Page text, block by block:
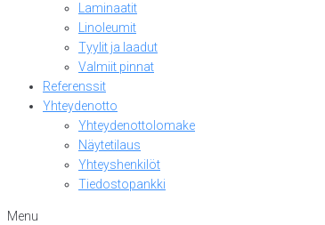
Laminaatit
Linoleumit
Tyylit ja laadut
Valmiit pinnat
Referenssit
Yhteydenotto
Yhteydenottolomake
Näytetilaus
Yhteyshenkilöt
Tiedostopankki
Menu